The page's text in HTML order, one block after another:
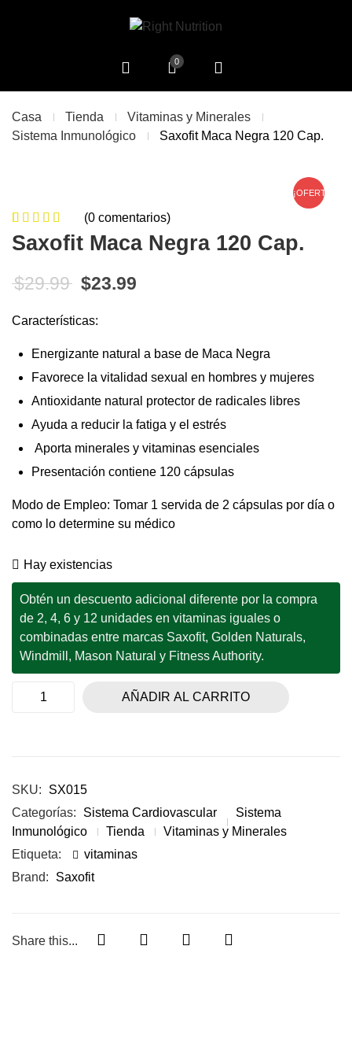
0
Casa Tienda
Vitaminas y Minerales
Sistema Inmunológico
Saxofit Maca Negra 120 Cap.
¡OFERTA!
0de
5
0
customer
ratings
(0 comentarios)
Saxofit Maca Negra 120 Cap.
$29.99 El precio original era: $29.99.
$23.99
Características:
Energizante natural a base de Maca Negra
Favorece la vitalidad sexual en hombres y mujeres
Antioxidante natural protector de radicales libres
Ayuda a reducir la fatiga y el estrés
Aporta minerales y vitaminas esenciales
Presentación contiene 120 cápsulas
Modo de Empleo: Tomar 1 servida de 2 cápsulas por día o
como lo determine su médico
Hay existencias
Obtén un descuento adicional diferente por la compra
de 2, 4, 6 y 12 unidades en vitaminas iguales o
combinadas entre marcas Saxofit, Golden Naturals,
Windmill, Mason Natural y Fitness Authority.
AÑADIR AL CARRITO
SKU:
SX015
Categorías:
Sistema Cardiovascular
Sistema
Inmunológico
Tienda
Vitaminas y Minerales
Etiqueta:
vitaminas
Brand:
Saxofit
Share this...